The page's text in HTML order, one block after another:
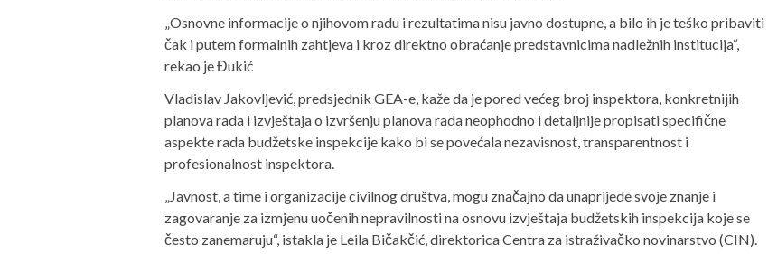
„Osnovne informacije o njihovom radu i rezultatima nisu javno dostupne, a bilo ih je teško pribaviti
čak i putem formalnih zahtjeva i kroz direktno obraćanje predstavnicima nadležnih institucija“,
rekao je Đukić
Vladislav Jakovljević, predsjednik GEA-e, kaže da je pored većeg broj inspektora, konkretnijih
planova rada i izvještaja o izvršenju planova rada neophodno i detaljnije propisati specifične
aspekte rada budžetske inspekcije kako bi se povećala nezavisnost, transparentnost i
profesionalnost inspektora.
„Javnost, a time i organizacije civilnog društva, mogu značajno da unaprijede svoje znanje i
zagovaranje za izmjenu uočenih nepravilnosti na osnovu izvještaja budžetskih inspekcija koje se
često zanemaruju“, istakla je Leila Bičakčić, direktorica Centra za istraživačko novinarstvo (CIN).